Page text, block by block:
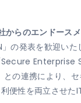
からのエンドース
の発表を歓迎い
Enterprise
の連携により、
便性を両立させた